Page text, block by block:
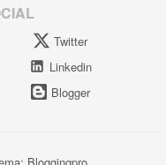
Twitter
Linkedin
Blogger